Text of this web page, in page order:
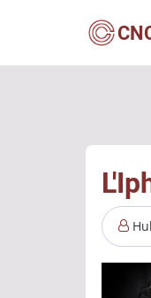
contenu